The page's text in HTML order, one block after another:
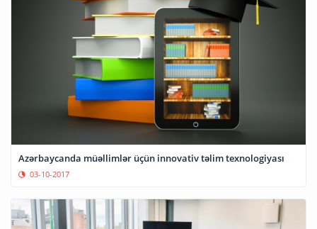
Azərbaycanda müəllimlər üçün innovativ təlim texnologiyası
03-10-2017